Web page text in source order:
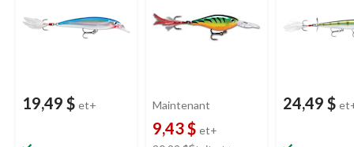
19,49 $ et+ Maintenant
9,43 $ et+
24,49 $